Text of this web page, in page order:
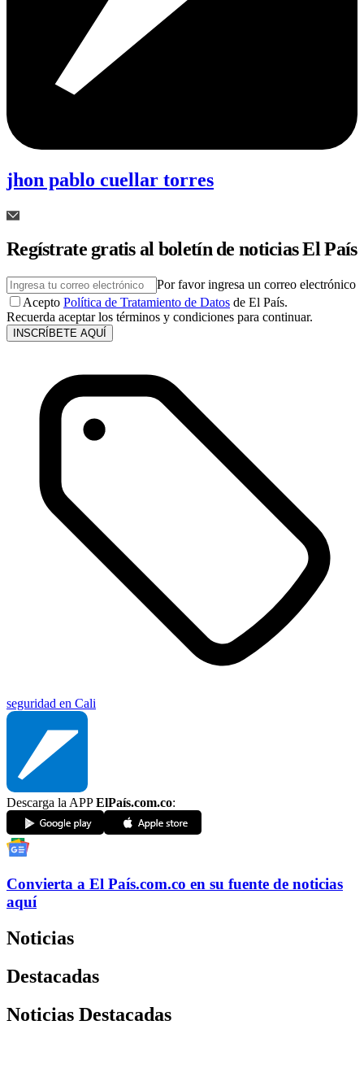
jhon pablo cuellar torres
Regístrate gratis al boletín de noticias El País
Por favor ingresa un correo electrónico
Acepto Política de Tratamiento de Datos de El País.
Recuerda aceptar los términos y condiciones para continuar.
INSCRÍBETE AQUÍ
seguridad en Cali
Descarga la APPElPaís.com.co:
Convierta a El País.com.co en su fuente de noticias
aquí
Noticias
Destacadas
Noticias Destacadas